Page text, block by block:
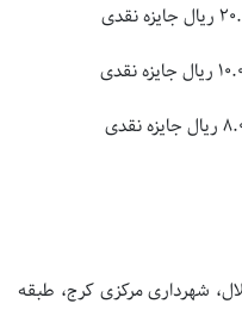
شهرداری مرکزی کرج، طبقه